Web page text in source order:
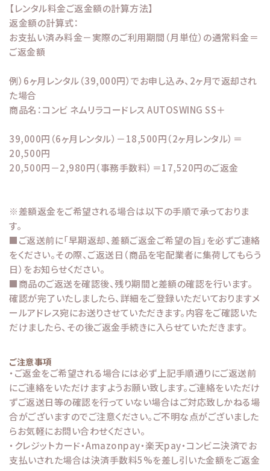
【レンタル料金ご返金額の計算方法】
返金額の計算式：
お支払い済み料金－実際のご利用期間（月単位）の通常料金＝
ご返金額
例）6ヶ月レンタル（39,000円）でお申し込み、2ヶ月で返却され
た場合
商品名：コンビ ネムリラコードレス AUTOSWING SS＋
39,000円（6ヶ月レンタル）－18,500円（2ヶ月レンタル）＝
20,500円
20,500円－2,980円（事務手数料）＝17,520円のご返金
※差額返金をご希望される場合は以下の手順で承っておりま
す。
■ご返送前に「早期返却、差額ご返金ご希望の旨」を必ずご連絡
をください。その際、ご返送日（商品を宅配業者に集荷してもらう
日）をお知らせください。
■商品のご返送を確認後、残り期間と差額の確認を行います。
確認が完了いたしましたら、詳細をご登録いただいておりますメ
ールアドレス宛にお送りさせていただきます。内容をご確認いた
だけましたら、その後ご返金手続きに入らせていただきます。
ご注意事項
・ご返金をご希望される場合には必ず上記手順通りにご返送前
にご連絡をいただけますようお願い致します。ご連絡をいただけ
ずご返送日等の確認を行っていない場合はご対応致しかねる場
合がございますのでご注意ください。ご不明な点がございました
らお気軽にお問い合わせください。
・クレジットカード・Amazonpay・楽天pay・コンビニ決済でお
支払いされた場合は決済手数料5%を差し引いた金額をご返金